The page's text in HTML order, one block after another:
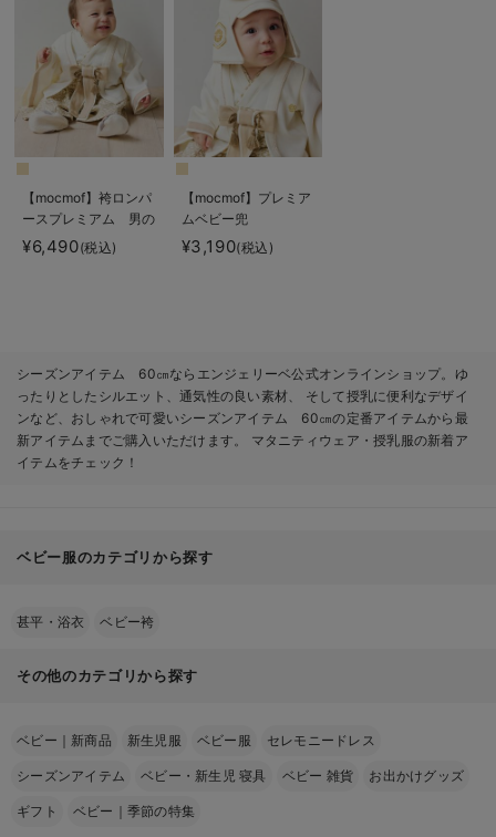
【mocmof】袴ロンパ
ースプレミアム 男の
子
¥6,490(税込)
【mocmof】プレミア
ムベビー兜
¥3,190(税込)
シーズンアイテム 60㎝ならエンジェリーベ公式オンラインショップ。ゆ
ったりとしたシルエット、通気性の良い素材、 そして授乳に便利なデザイ
ンなど、おしゃれで可愛いシーズンアイテム 60㎝の定番アイテムから最
新アイテムまでご購入いただけます。 マタニティウェア・授乳服の新着ア
イテムをチェック！
ベビー服のカテゴリから探す
甚平・浴衣 ベビー袴
その他のカテゴリから探す
ベビー｜新商品 新生児服 ベビー服 セレモニードレス
シーズンアイテム ベビー・新生児 寝具 ベビー 雑貨 お出かけグッズ
ギフト ベビー｜季節の特集